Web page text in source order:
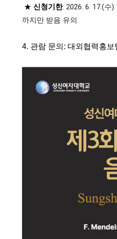
★ 신청기한: 2026. 6. 17.(
까지만 받음 유의
4. 관람 문의: 대외협력홍